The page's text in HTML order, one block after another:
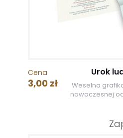
Cena
3,00 zł
Urok
Weselna
nowoczesnej